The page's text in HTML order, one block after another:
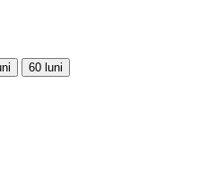
60 luni